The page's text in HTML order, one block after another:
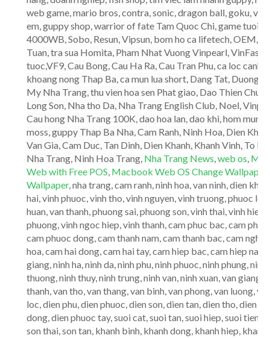
web game, mario bros, contra, sonic, dragon ball, goku,
em, guppy shop, warrior of fate Tam Quoc Chi, game tuoi
4000WB, Sobo, Resun, Vipsun, bom ho ca lifetech, OEM,
Tuan, tra sua Homita, Pham Nhat Vuong Vinpearl, VinFast
tuoc,VF9, Cau Bong, Cau Ha Ra, Cau Tran Phu, ca loc canh
khoang nong Thap Ba, ca mun lua short, Dang Tat, Duong
My Nha Trang, thu vien hoa sen Phat giao, Dao Thien
Long Son, Nha tho Da, Nha Trang English Club, Noel,
Cau hong Nha Trang 100K, dao hoa lan, dao khi, hom
moss, guppy Thap Ba Nha, Cam Ranh, Ninh Hoa, Dien
Van Gia, Cam Duc, Tan Dinh, Dien Khanh, Khanh Vinh, To
Nha Trang, Ninh Hoa Trang, Nha Trang News,web os,
Web with Free POS, Macbook Web OS Change Wallpaper
Wallpaper, nha trang, cam ranh, ninh hoa, van ninh, dien
hai, vinh phuoc, vinh tho, vinh nguyen, vinh truong, phuoc
huan, van thanh, phuong sai, phuong son, vinh thai, vinh
phuong, vinh ngoc hiep, vinh thanh, cam phuc bac, cam
cam phuoc dong, cam thanh nam, cam thanh bac, cam
hoa, cam hai dong, cam hai tay, cam hiep bac, cam hiep
giang, ninh ha, ninh da, ninh phu, ninh phuoc, ninh phung,
thuong, ninh thuy, ninh trung, ninh van, ninh xuan, van giang,
thanh, van tho, van thang, van binh, van phong, van luong,
loc, dien phu, dien phuoc, dien son, dien tan, dien tho, dien
dong, dien phuoc tay, suoi cat, suoi tan, suoi hiep, suoi tien,
son thai, son tan, khanh binh, khanh dong, khanh hiep,